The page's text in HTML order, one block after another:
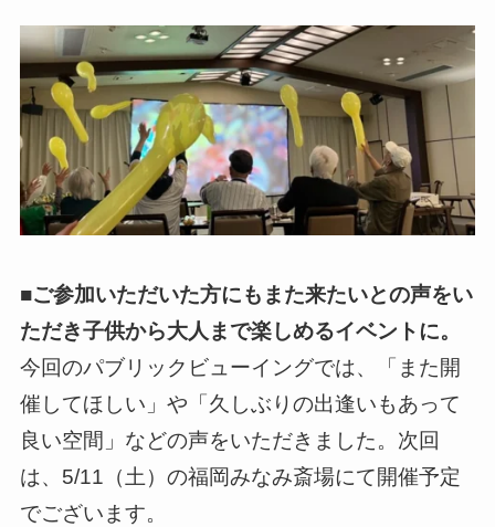
■ご参加いただいた方にもまた来たいとの声をい
ただき子供から大人まで楽しめるイベントに。
今回のパブリックビューイングでは、「また開
催してほしい」や「久しぶりの出逢いもあって
良い空間」などの声をいただきました。次回
は、5/11（土）の福岡みなみ斎場にて開催予定
でございます。